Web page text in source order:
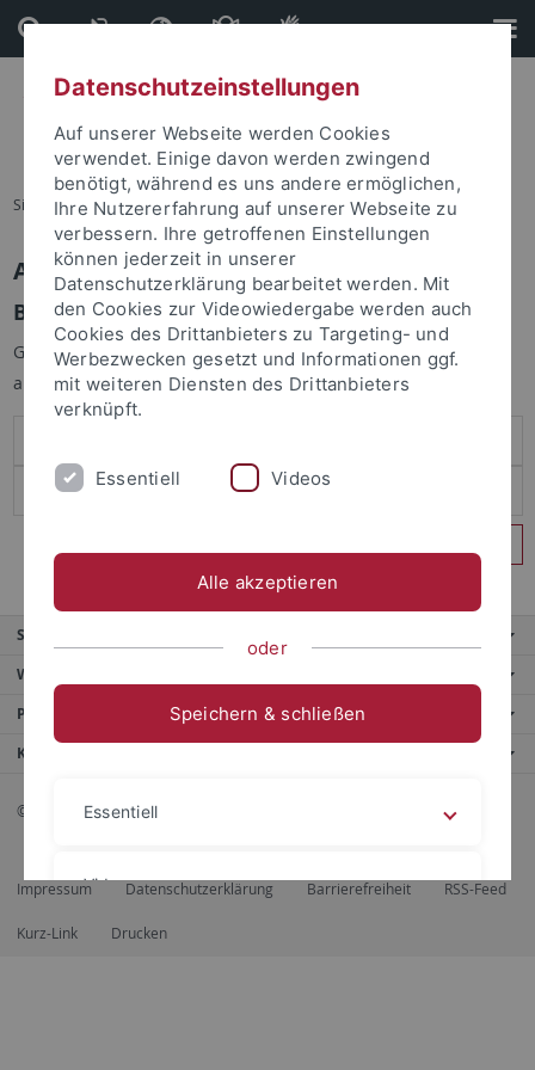
Direkt
zum
Inhalt
Direkt
zur
Fußleiste
Sie sind hier: Startseite
Anmelden
Benutzeranmeldung
Geben Sie Ihren Benutzernamen und Ihr Passwort an um sich
anzumelden:
Service
Weitere Angebote
Portale
Kontaktinfo
© 2026 Eberhard Karls Universität Tübingen, Tübingen
Impressum Datenschutzerklärung Barrierefreiheit RSS-Feed
Kurz-Link Drucken
Datenschutzeinstellungen
Auf unserer Webseite werden Cookies
verwendet. Einige davon werden zwingend
benötigt, während es uns andere ermöglichen,
Ihre Nutzererfahrung auf unserer Webseite zu
verbessern. Ihre getroffenen Einstellungen
können jederzeit in unserer
Datenschutzerklärung bearbeitet werden. Mit
den Cookies zur Videowiedergabe werden auch
Cookies des Drittanbieters zu Targeting- und
Werbezwecken gesetzt und Informationen ggf.
mit weiteren Diensten des Drittanbieters
verknüpft.
Essentiell Videos
Alle akzeptieren
oder
Speichern & schließen
Essentiell
Videos